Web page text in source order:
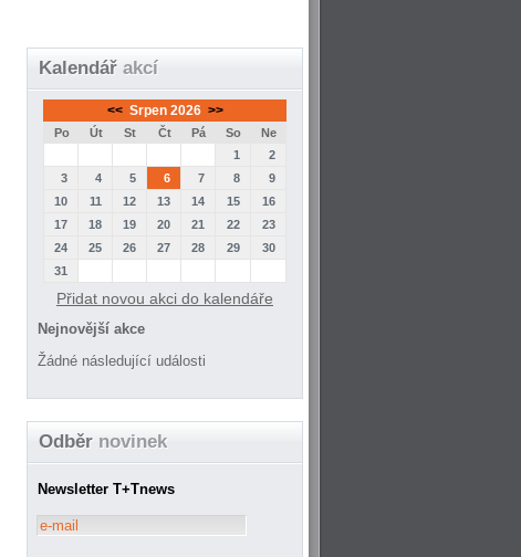
Kalendář akcí
<< Srpen 2026 >>
Po Út St Čt Pá So
Ne
1
2
3
4 5 6 7 8
9
10
11 12 13 14 15
16
17
18 19 20 21 22
23
24
25 26 27 28 29
30
31
Přidat novou akci do kalendáře
Nejnovější akce
Žádné následující události
Odběr novinek
Newsletter T+Tnews